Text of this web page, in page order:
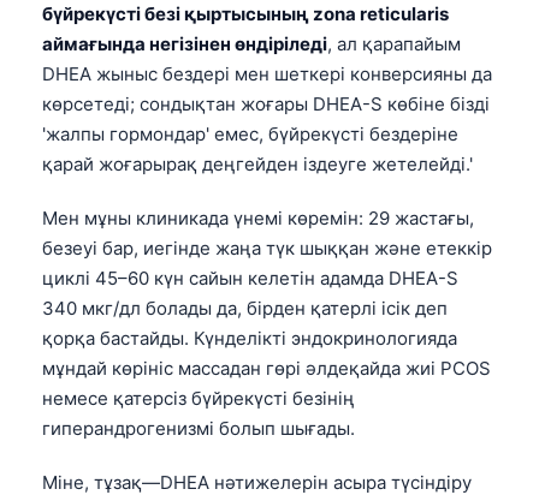
бүйрекүсті безі қыртысының zona reticularis
аймағында негізінен өндіріледі, ал қарапайым
DHEA жыныс бездері мен шеткері конверсияны да
көрсетеді; сондықтан жоғары DHEA-S көбіне бізді
'жалпы гормондар' емес, бүйрекүсті бездеріне
қарай жоғарырақ деңгейден іздеуге жетелейді.'
Мен мұны клиникада үнемі көремін: 29 жастағы,
безеуі бар, иегінде жаңа түк шыққан және етеккір
циклі 45–60 күн сайын келетін адамда DHEA-S
340 мкг/дл болады да, бірден қатерлі ісік деп
қорқа бастайды. Күнделікті эндокринологияда
мұндай көрініс массадан гөрі әлдеқайда жиі PCOS
немесе қатерсіз бүйрекүсті безінің
гиперандрогенизмі болып шығады.
Міне, тұзақ—DHEA нәтижелерін асыра түсіндіру